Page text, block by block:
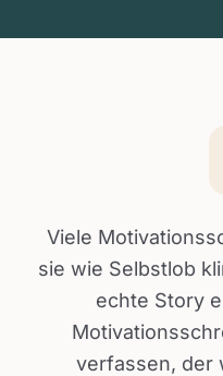
Viele
sie wie Selbstlob
echte Story
verfassen, der